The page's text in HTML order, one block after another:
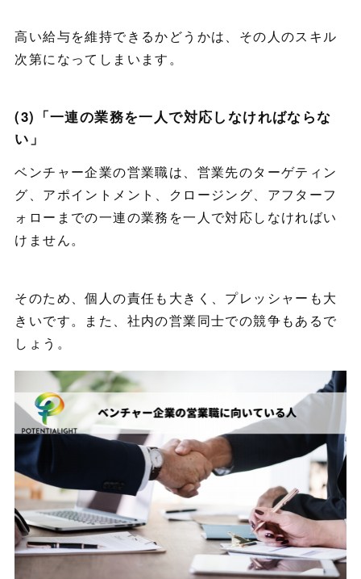
高い給与を維持できるかどうかは、その人のスキル
次第になってしまいます。
(3)「一連の業務を一人で対応しなければならな
い」
ベンチャー企業の営業職は、営業先のターゲティン
グ、アポイントメント、クロージング、アフターフ
ォローまでの一連の業務を一人で対応しなければい
けません。
そのため、個人の責任も大きく、プレッシャーも大
きいです。また、社内の営業同士での競争もあるで
しょう。